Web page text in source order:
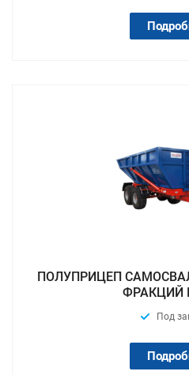
ПОЛУПРИЦЕП
ФРАКЦИЙ
Под